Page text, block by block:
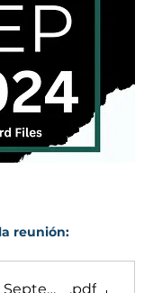
reunión:
September 10
.pdf